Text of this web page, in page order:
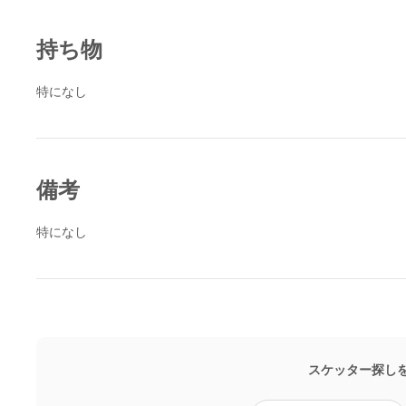
持ち物
特になし
備考
特になし
スケッター探し